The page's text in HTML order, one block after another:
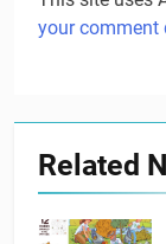
your comment
Related